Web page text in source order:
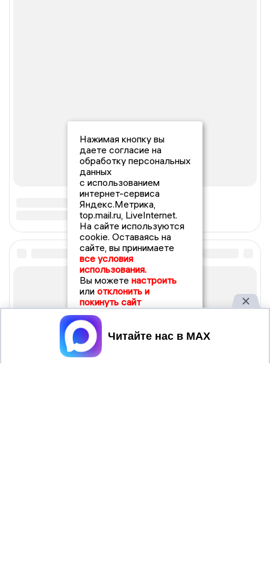
Нажимая кнопку вы
даете согласие на
обработку персональных
данных
с использованием
интернет-сервиса
Яндекс.Метрика,
top.mail.ru, LiveInternet.
На сайте используются
cookie. Оставаясь на
сайте, вы принимаете
все условия
использования.
Вы можете настроить
или отклонить и
покинуть сайт
Принять